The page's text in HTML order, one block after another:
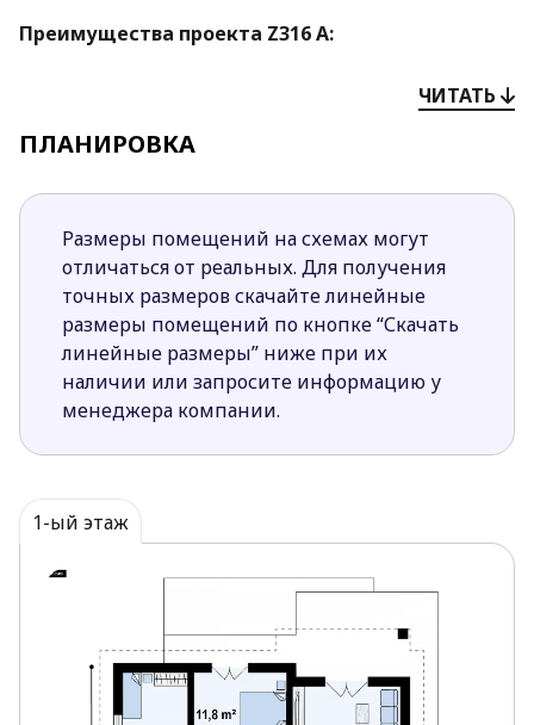
Преимущества проекта Z316 A:
остроконечной кровлей и современным
оригинальным дизайном экстерьера
кирпичом) привлекает взоры всех прохожих.
светлым и уютным.
Войти в дом можно как через центральный
вход, так и со стороны террасы.
Есть возможность последующего
облагораживания чердака.
Четкое разграничение зоны сна и дневной
части.
Запроектированная с правой стороны дневная
зоной) просторна и светла благодаря окнам до
пола.
Дом подойдет как для застройщиков старшего
необходим традиционный коттедж илидом
современный, купитькачественный
оригинальный проект можно в нашей компании
ЧИТАТЬ
ПЛАНИРОВКА
Размеры помещений на схемах могут
отличаться от реальных. Для получения
точных размеров скачайте линейные
размеры помещений по кнопке “Скачать
линейные размеры” ниже при их
наличии или запросите информацию у
менеджера компании.
1-ый этаж